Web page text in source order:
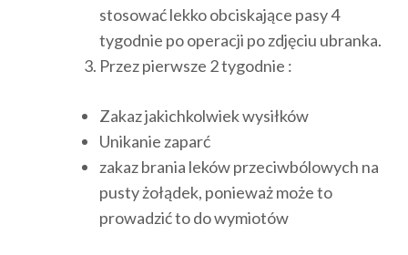
stosować lekko obciskające pasy 4
tygodnie po operacji po zdjęciu ubranka.
Przez pierwsze 2 tygodnie :
Zakaz jakichkolwiek wysiłków
Unikanie zaparć
zakaz brania leków przeciwbólowych na
pusty żołądek, ponieważ może to
prowadzić to do wymiotów